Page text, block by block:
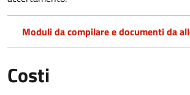
Moduli da compilare e documenti da
Costi